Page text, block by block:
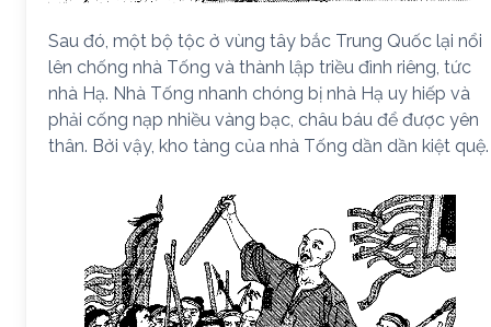
Sau đó, một bộ tộc ở vùng tây bắc Trung Quốc lại nổi
lên chống nhà Tống và thành lập triều đình riêng, tức
nhà Hạ. Nhà Tống nhanh chóng bị nhà Hạ uy hiếp và
phải cống nạp nhiều vàng bạc, châu báu để được yên
thân. Bởi vậy, kho tàng của nhà Tống dần dần kiệt quệ.